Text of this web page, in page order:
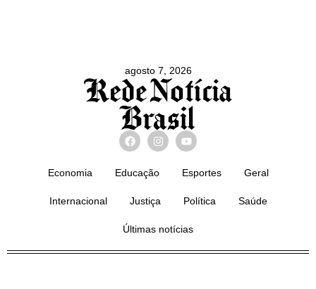
agosto 7, 2026
Economia Educação Esportes Geral
Internacional Justiça Política Saúde
Últimas notícias